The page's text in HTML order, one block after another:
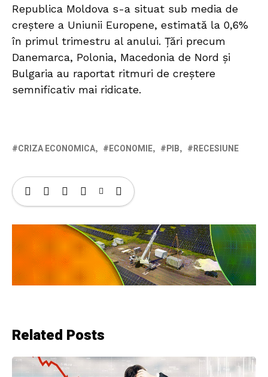
Republica Moldova s-a situat sub media de
creștere a Uniunii Europene, estimată la 0,6%
în primul trimestru al anului. Țări precum
Danemarca, Polonia, Macedonia de Nord și
Bulgaria au raportat ritmuri de creștere
semnificativ mai ridicate.
CRIZA ECONOMICA ECONOMIE PIB RECESIUNE
Related Posts